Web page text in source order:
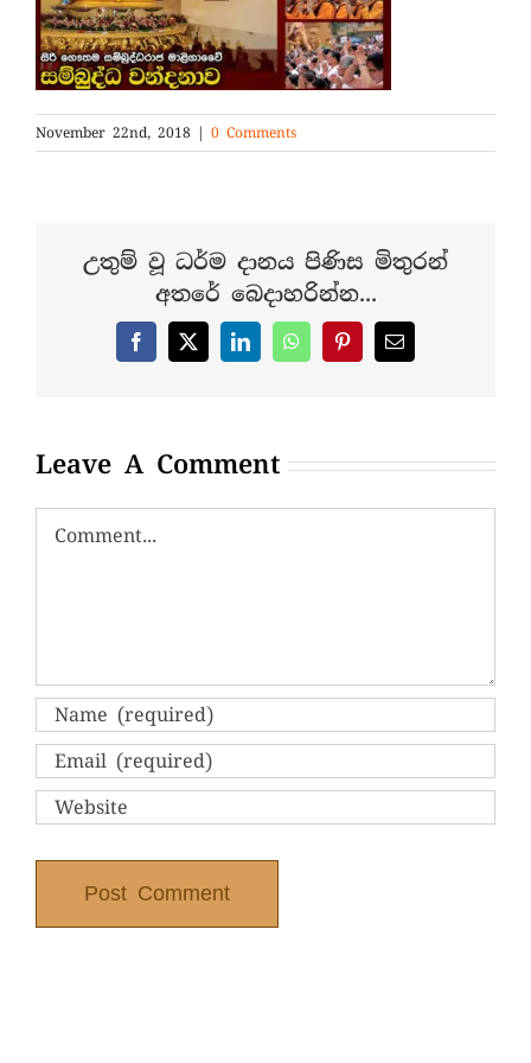
November 22nd, 2018 | 0 Comments
උතුම් වූ ධර්ම දානය පිණිස මිතුරන්
අතරේ බෙදාහරින්න...
Facebook
X LinkedInWhatsAppPinterestEmail
Leave A Comment
Comment